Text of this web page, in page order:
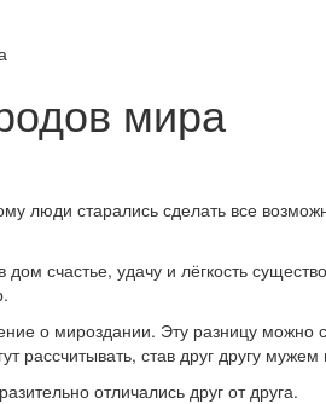
мира
люди старались сделать все
счастье, удачу и лёгкость
о мироздании. Эту разницу
став друг другу мужем
отличались друг от друга.